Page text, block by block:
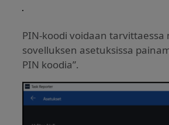
PIN-koodi voidaan tarvittaessa
sovelluksen asetuksissa
PIN koodia”.